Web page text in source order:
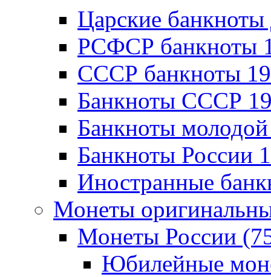
Царские
РСФСР банкноты
CССР банкноты
Банкноты CCCР
Банкноты
Банкноты России
Иностранные
Монеты
Монеты России
Юбилейные